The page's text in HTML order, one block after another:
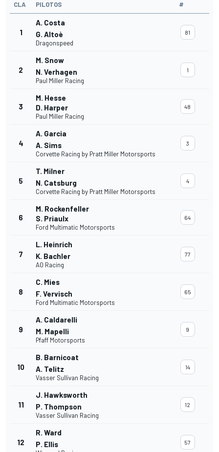
CLA PILOTOS #
1
A. Costa
G. Altoè
Dragonspeed
81
2
M. Snow
N. Verhagen
Paul Miller Racing
1
3
M. Hesse
D. Harper
Paul Miller Racing
48
4
A. Garcia
A. Sims
Corvette Racing by Pratt Miller Motorsports
3
5
T. Milner
N. Catsburg
Corvette Racing by Pratt Miller Motorsports
4
6
M. Rockenfeller
S. Priaulx
Ford Multimatic Motorsports
64
7
L. Heinrich
K. Bachler
AO Racing
77
8
C. Mies
F. Vervisch
Ford Multimatic Motorsports
65
9
A. Caldarelli
M. Mapelli
Pfaff Motorsports
9
10
B. Barnicoat
A. Telitz
Vasser Sullivan Racing
14
11
J. Hawksworth
P. Thompson
Vasser Sullivan Racing
12
12
R. Ward
P. Ellis
57